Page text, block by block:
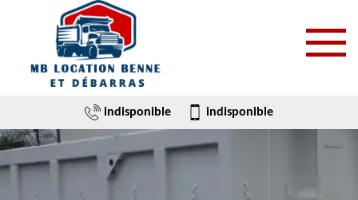
indisponible indisponible